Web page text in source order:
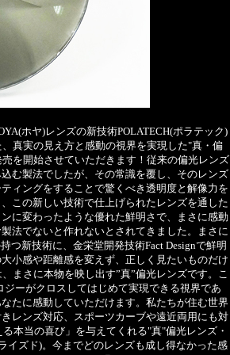
ホヤ)レンズの新技術POLATECH(ポラテック)
真実の見え方と感動の視界を実現した"真・偏
を開始させていただきます！従来の偏光レンズ
む製法でしたが、その常識を覆し、そのレンズ
ィングをすることで驚くべき透明度と解像力を
この新しい技術で仕上げられたレンズを通した
に変わったような優れた鮮明さで、まさに感動
法でないと作れないとされてきました。まさに
つ新技術に、金栄堂開発技術Fact Designで鮮明
小感や距離感を変えず、正しく見たいものだけ
まさに本物を映し出す”真”偏光レンズです。こ
ーがクロスしてはじめて実現できる視界であ
たに感動していただけます。私たちが住む世界
レンズ対応、スポーツカーブや遠近両用にも対
本当の喜び」を与えてくれる"真"偏光レンズ・
イズド)。今までどのレンズも成し得なかった感